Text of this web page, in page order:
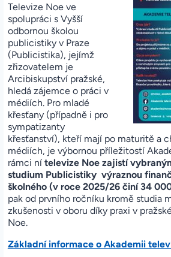
Televize Noe ve
spolupráci s Vyšší
odbornou školou
publicistiky v Praze
(Publicistika), jejímž
zřizovatelem je
Arcibiskupství pražské,
hledá zájemce o práci v
médiích. Pro mladé
křesťany (případně i pro
sympatizanty
křesťanství), kteří mají po maturitě a
médiích, je výbornou příležitostí
rámci ní televize Noe zajistí
studium Publicistiky výraznou
školného (v roce 2025/26 činí 34
pak od prvního ročníku kromě studia
zkušenosti v oboru díky praxi v
Noe.
Základní informace o Akademii